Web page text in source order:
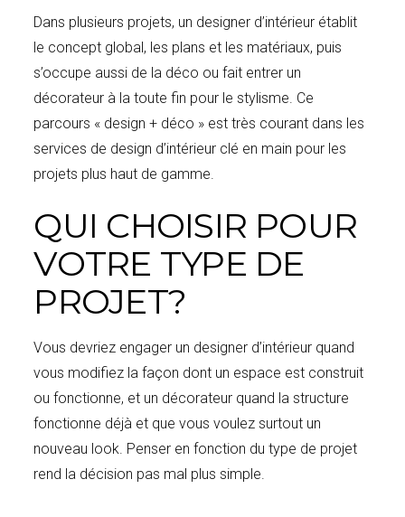
Dans plusieurs projets, un designer d’intérieur établit
le concept global, les plans et les matériaux, puis
s’occupe aussi de la déco ou fait entrer un
décorateur à la toute fin pour le stylisme. Ce
parcours « design + déco » est très courant dans les
services de design d’intérieur clé en main pour les
projets plus haut de gamme.
QUI CHOISIR POUR
VOTRE TYPE DE
PROJET?
Vous devriez engager un designer d’intérieur quand
vous modifiez la façon dont un espace est construit
ou fonctionne, et un décorateur quand la structure
fonctionne déjà et que vous voulez surtout un
nouveau look. Penser en fonction du type de projet
rend la décision pas mal plus simple.